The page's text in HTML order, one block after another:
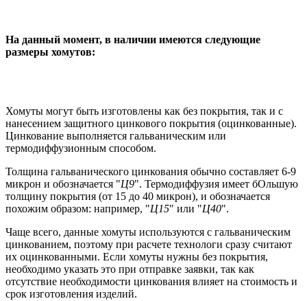
На данный момент, в наличии имеются следующие
размеры хомутов:
Хомуты могут быть изготовлены как без покрытия, так и с
нанесением защитного цинкового покрытия (оцинкованные).
Цинкование выполняется гальваническим или
термодиффузионным способом.
Толщина гальванического цинкования обычно составляет 6-9
микрон и обозначается "Ц9". Термодиффузия имеет бОльшую
толщину покрытия (от 15 до 40 микрон), и обозначается
похожим образом: например, "Ц15" или "Ц40".
Чаще всего, данные хомуты используются с гальваническим
цинкованием, поэтому при расчете технологи сразу считают
их оцинкованными. Если хомуты нужны без покрытия,
необходимо указать это при отправке заявки, так как
отсутствие необходимости цинкования влияет на стоимость и
срок изготовления изделий.